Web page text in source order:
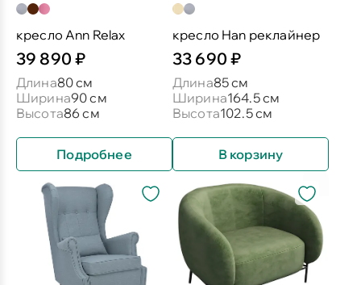
кресло Ann Relax
39 890 ₽
Длина80 см
Ширина90 см
Высота86 см
Подробнее
кресло Han реклайнер
33 690 ₽
Длина85 см
Ширина164.5 см
Высота102.5 см
В корзину